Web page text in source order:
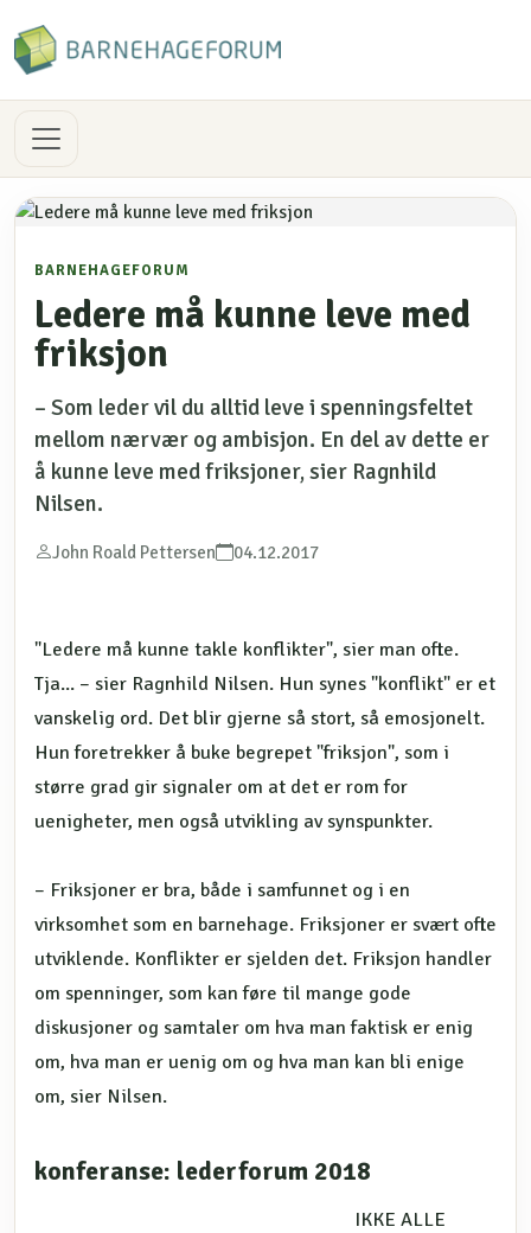
BARNEHAGEFORUM
Ledere må kunne leve med
friksjon
– Som leder vil du alltid leve i spenningsfeltet
mellom nærvær og ambisjon. En del av dette er
å kunne leve med friksjoner, sier Ragnhild
Nilsen.
John Roald Pettersen 04.12.2017
"Ledere må kunne takle konflikter", sier man ofte.
Tja... – sier Ragnhild Nilsen. Hun synes "konflikt" er et
vanskelig ord. Det blir gjerne så stort, så emosjonelt.
Hun foretrekker å buke begrepet "friksjon", som i
større grad gir signaler om at det er rom for
uenigheter, men også utvikling av synspunkter.
– Friksjoner er bra, både i samfunnet og i en
virksomhet som en barnehage. Friksjoner er svært ofte
utviklende. Konflikter er sjelden det. Friksjon handler
om spenninger, som kan føre til mange gode
diskusjoner og samtaler om hva man faktisk er enig
om, hva man er uenig om og hva man kan bli enige
om, sier Nilsen.
konferanse: lederforum 2018
IKKE ALLE